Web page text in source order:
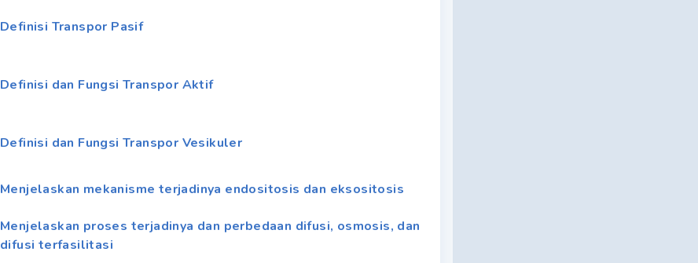
Definisi Transpor Pasif
Definisi dan Fungsi Transpor Aktif
Definisi dan Fungsi Transpor Vesikuler
Menjelaskan mekanisme terjadinya endositosis dan eksositosis
Menjelaskan proses terjadinya dan perbedaan difusi, osmosis, dan
difusi terfasilitasi